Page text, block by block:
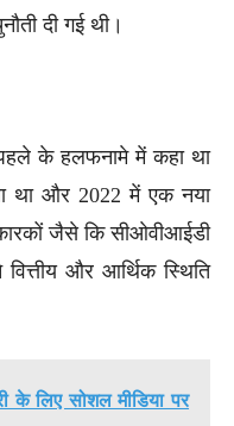
दी गई थी।
के हलफनामे में कहा था
था और 2022 में एक नया
जैसे कि सीओवीआईडी
और आर्थिक स्थिति
के लिए सोशल मीडिया पर